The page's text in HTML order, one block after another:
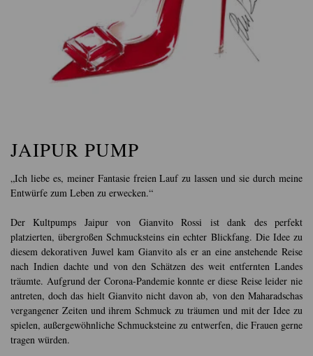
JAIPUR PUMP
„Ich liebe es, meiner Fantasie freien Lauf zu lassen und sie durch meine
Entwürfe zum Leben zu erwecken.“
Der Kultpumps Jaipur von Gianvito Rossi ist dank des perfekt
platzierten, übergroßen Schmucksteins ein echter Blickfang. Die Idee zu
diesem dekorativen Juwel kam Gianvito als er an eine anstehende Reise
nach Indien dachte und von den Schätzen des weit entfernten Landes
träumte. Aufgrund der Corona-Pandemie konnte er diese Reise leider nie
antreten, doch das hielt Gianvito nicht davon ab, von den Maharadschas
vergangener Zeiten und ihrem Schmuck zu träumen und mit der Idee zu
spielen, außergewöhnliche Schmucksteine zu entwerfen, die Frauen gerne
tragen würden.